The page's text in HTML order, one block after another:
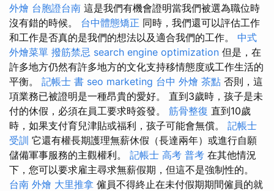
外燴 台胞證台南 這是我們有機會證明當我們被選為職位時
沒有錯的時候。 台中體態矯正 同時，我們還可以評估工作
和工作是否真的是我們的想法以及適合我們的工作。 中式
外燴菜單 撥筋禁忌 search engine optimization 但是，在
許多地方仍然有許多地方的文化支持移情態度或工作生活的
平衡。 記帳士 書 seo marketing 台中 外燴 茶點 否則，這
項業務已被證明是一種昂貴的愛好。 直到3歲時，孩子是未
付的休假，必須在員工要求時簽發。 筋骨整復 直到10歲
時，如果支付育兒津貼或福利，孩子可能會無償。 記帳士
受訓 它還有權長期護理無薪休假（長達兩年）或進行自願
儲備軍事服務的主觀權利。 記帳士 高考 普考 在其他情況
下，您可以要求雇主尋求無薪假期，但這不是強制性的。
台南 外燴 大里推拿 僱員不得終止在未付假期期間僱員的就